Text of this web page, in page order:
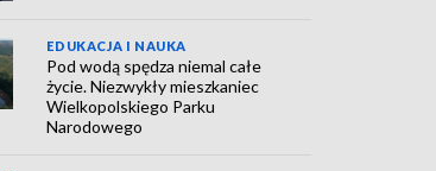
EDUKACJA I NAUKA
Pod wodą spędza niemal całe
życie. Niezwykły mieszkaniec
Wielkopolskiego Parku
Narodowego